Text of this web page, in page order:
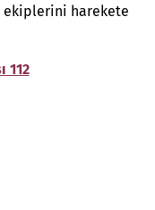
harekete
112